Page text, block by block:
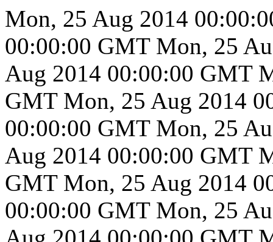
Mon, 25 Aug 2014
00:00:00 GMT Mon, 25
Aug 2014 00:00:00 GMT
GMT Mon, 25 Aug 2014
00:00:00 GMT Mon, 25
Aug 2014 00:00:00 GMT
GMT Mon, 25 Aug 2014
00:00:00 GMT Mon, 25